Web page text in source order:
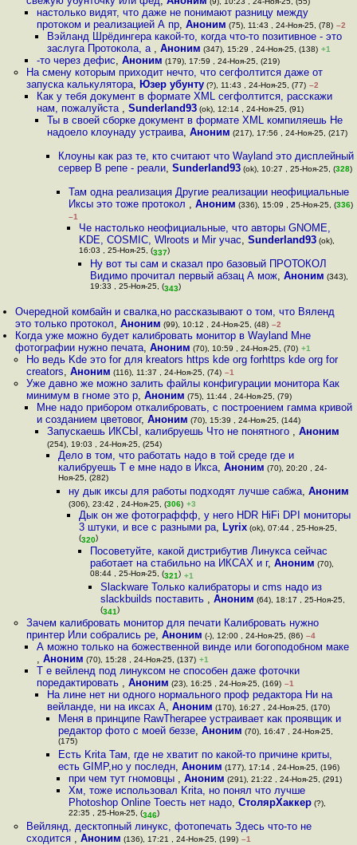
настолько видят, что даже не понимают разницу между
протоком и реализацией А пр, Аноним (75), 11:43 , 24-Ноя-25, (78) –2
Вэйланд Шрёдингера какой-то, когда что-то позитивное - это
заслуга Протокола, а ,Аноним (347), 15:29 , 24-Ноя-25, (138) +1
-то через дефис, Аноним (179), 17:59 , 24-Ноя-25, (219)
На смену которым приходит нечто, что сегфолтится даже от
запуска калькулятора, Юзер убунту(?), 11:43 , 24-Ноя-25, (77) –2
Как у тебя документ в формате XML сегфолтится, расскажи
нам, пожалуйста , Sunderland93(ok), 12:14 , 24-Ноя-25, (91)
Ты в своей сборке документ в формате XML компиляешь Не
надоело клоунаду устраива,Аноним (217), 17:56 , 24-Ноя-25, (217)
Клоуны как раз те, кто считают что Wayland это дисплейный
сервер В репе - реали, Sunderland93(ok), 10:27 , 25-Ноя-25, (328)
Там одна реализация Другие реализации неофициальные
Иксы это тоже протокол , Аноним (336), 15:09 , 25-Ноя-25, (336)
–1
Че настолько неофициальные, что авторы GNOME,
KDE, COSMIC, Wlroots и Mir учас,Sunderland93 (ok),
16:03 , 25-Ноя-25, (337)
Ну вот ты сам и сказал про базовый ПРОТОКОЛ
Видимо прочитал первый абзац А мож, Аноним (343),
19:33 , 25-Ноя-25, (343)
Очередной комбайн и свалка,но рассказывают о том, что Вяленд
это только протокол,Аноним (99), 10:12 , 24-Ноя-25, (48) –2
Когда уже можно будет калибровать монитор в Wayland Мне
фотографии нужно печата,Аноним (70), 10:59 , 24-Ноя-25, (70) +1
Но ведь Kde это for для kreators https kde org forhttps kde org for
creators, Аноним (116), 11:37 , 24-Ноя-25, (74) –1
Уже давно же можно залить файлы конфигурации монитора Как
минимум в гноме это р, Аноним (75), 11:44 , 24-Ноя-25, (79)
Мне надо прибором откалибровать, с построением гамма кривой
и созданием цветовог, Аноним (70), 15:39 , 24-Ноя-25, (144)
Запускаешь ИКСЫ, калибруешь Что не понятного ,Аноним
(254), 19:03 , 24-Ноя-25, (254)
Дело в том, что работать надо в той среде где и
калибруешь Т е мне надо в Икса, Аноним (70), 20:20 , 24-
Ноя-25, (282)
ну дык иксы для работы подходят лучше сабжа, Аноним
(306), 23:42 , 24-Ноя-25, (306) +3
Дык он же фотограффф, у него HDR HiFi DPI мониторы
3 штуки, и все с разными ра, Lyrix (ok), 07:44 , 25-Ноя-25,
(320)
Посоветуйте, какой дистрибутив Линукса сейчас
работает на стабильно на ИКСАХ и г, Аноним (70),
08:44 , 25-Ноя-25, (321) +1
Slackware Только калибраторы и cms надо из
slackbuilds поставить , Аноним (64), 18:17 , 25-Ноя-25,
(341)
Зачем калибровать монитор для печати Калибровать нужно
принтер Или собрались ре, Аноним (-), 12:00 , 24-Ноя-25, (86) –4
А можно только на божественной винде или богоподобном маке
, Аноним (70), 15:28 , 24-Ноя-25, (137) +1
Т е вейленд под линуксом не способен даже фоточки
поредактировать , Аноним (23), 16:25 , 24-Ноя-25, (169) –1
На лине нет ни одного нормального проф редактора Ни на
вейланде, ни на иксах А,Аноним (170), 16:27 , 24-Ноя-25, (170)
Меня в принципе RawTherapee устраивает как проявщик и
редактор фото с моей беззе, Аноним (70), 16:47 , 24-Ноя-25,
(175)
Есть Krita Там, где не хватит по какой-то причине криты,
есть GIMP,но у последн, Аноним (177), 17:14 , 24-Ноя-25, (196)
при чем тут гномовцы , Аноним (291), 21:22 , 24-Ноя-25, (291)
Хм, тоже использовал Krita, но понял что лучше
Photoshop Online Тоесть нет надо, СтолярХаккер(?),
22:35 , 25-Ноя-25, (346)
Вейлянд, десктопный линукс, фотопечать Здесь что-то не
сходится , Аноним (136), 17:21 , 24-Ноя-25, (199) –1